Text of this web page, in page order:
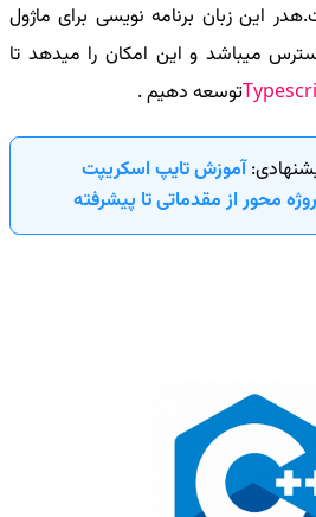
این زبان برنامه نویسی برای ماژول
میباشد و این امکان را میدهد تا
توسعه دهیم.
آموزش تایپ اسکریپت